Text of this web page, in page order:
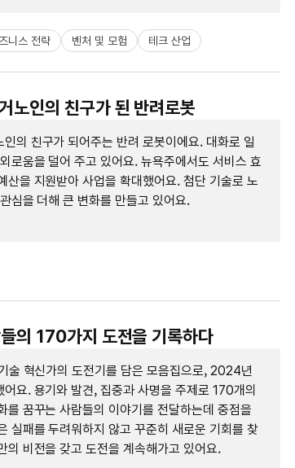
니스 전략 벤처 및 모험 테크 산업
노인의 친구가 된 반려로봇
인의 친구가 되어주는 반려 로봇이에요. 대화로 일
로움을 덜어 주고 있어요. 뉴욕주에서도 서비스 효
산을 지원받아 사업을 확대했어요. 첨단 기술로 노
심을 더해 큰 변화를 만들고 있어요.
의 170가지 도전을 기록하다
술 혁신가의 도전기를 담은 모음집으로, 2024년
요. 용기와 발견, 집중과 사명을 주제로 170개의
를 꿈꾸는 사람들의 이야기를 전달하는데 중점을
실패를 두려워하지 않고 꾸준히 새로운 기회를 찾
의 비전을 갖고 도전을 계속해가고 있어요.